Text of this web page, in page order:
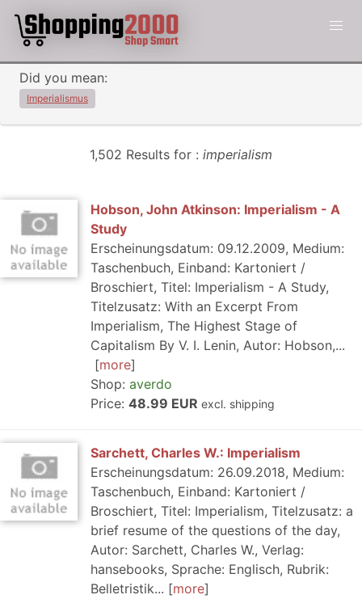
Did you mean:
Imperialismus
1,502 Results for : imperialism
Hobson, John Atkinson: Imperialism - A
Study
Erscheinungsdatum: 09.12.2009, Medium:
Taschenbuch, Einband: Kartoniert /
Broschiert, Titel: Imperialism - A Study,
Titelzusatz: With an Excerpt From
Imperialism, The Highest Stage of
Capitalism By V. I. Lenin, Autor: Hobson,...
more
Shop: averdo
Price: 48.99 EUR excl. shipping
Sarchett, Charles W.: Imperialism
Erscheinungsdatum: 26.09.2018, Medium:
Taschenbuch, Einband: Kartoniert /
Broschiert, Titel: Imperialism, Titelzusatz: a
brief resume of the questions of the day,
Autor: Sarchett, Charles W., Verlag:
hansebooks, Sprache: Englisch, Rubrik:
Belletristik...
more